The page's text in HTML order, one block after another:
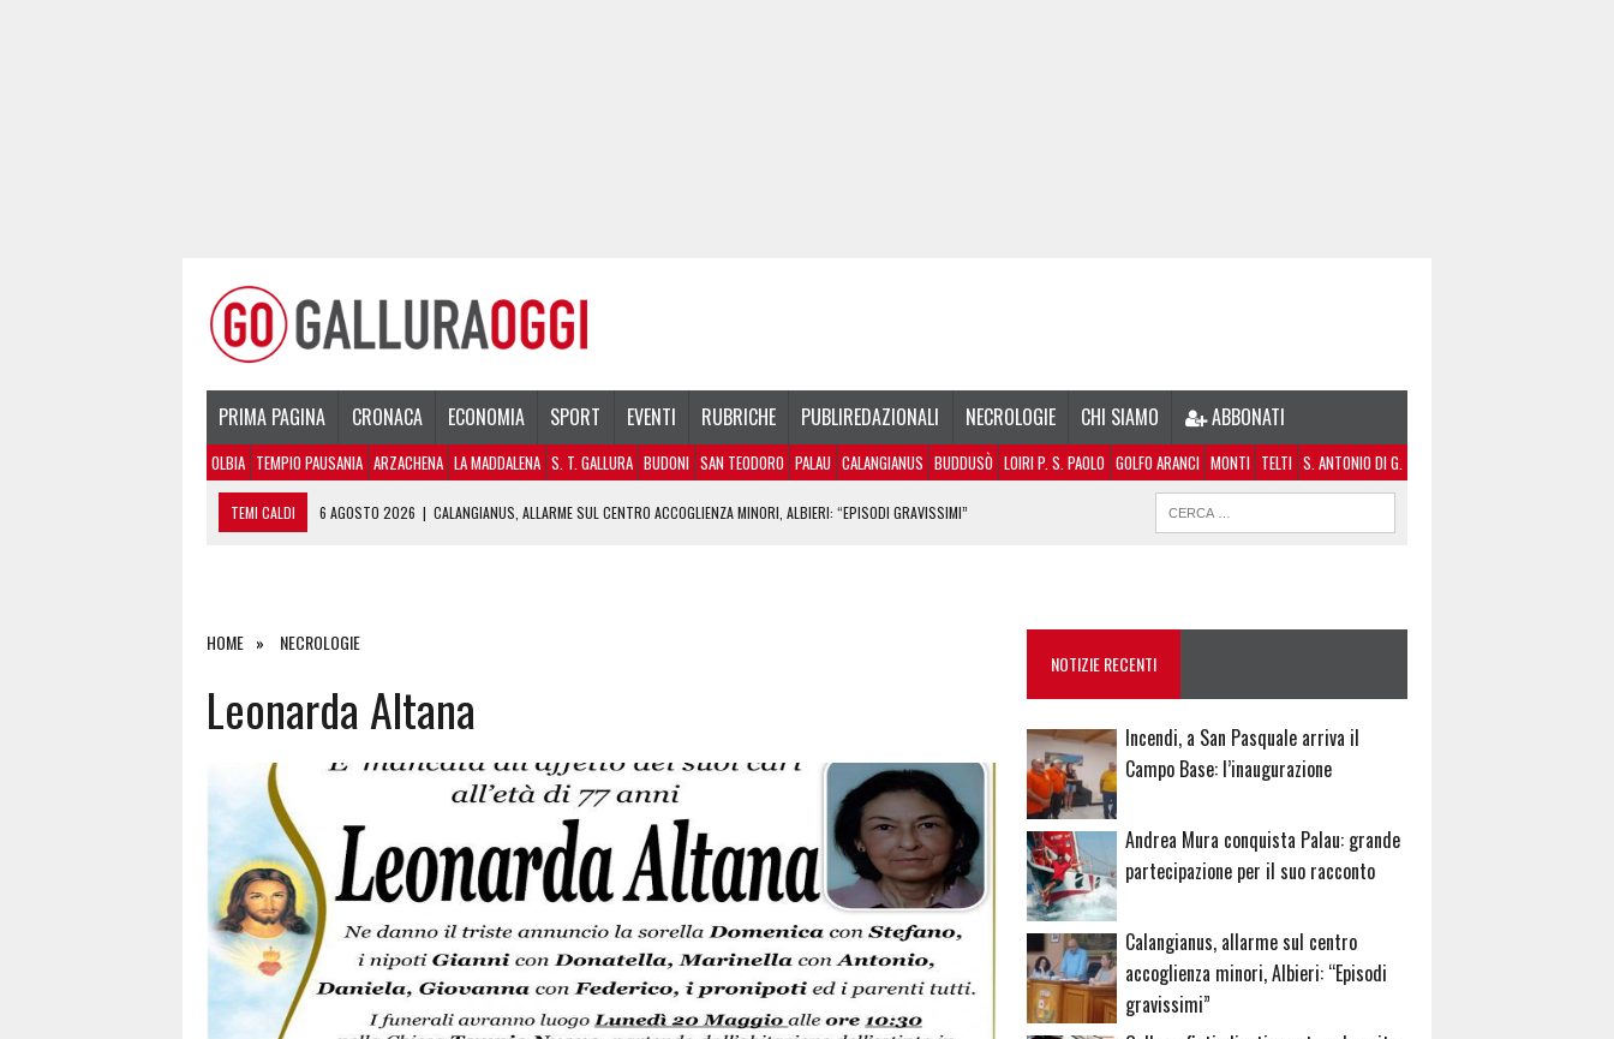
PRIMA PAGINA CRONACA ECONOMIA SPORT EVENTI RUBRICHE PUBLIREDAZIONALI NECROLOGIE CHI SIAMO ABBONATI
OLBIA TEMPIO PAUSANIA ARZACHENA LA MADDALENA S. T. GALLURA BUDONI SAN TEODORO PALAU CALANGIANUS BUDDUSÒ LOIRI P. S. PAOLO GOLFO ARANCI MONTI TELTI S. ANTONIO DI G.
TEMI CALDI 6 AGOSTO 2026 | GALLURA, FINTI CLIENTI SVUOTANO LE SUITE: FURTO DA 50MILA NEL RESORT
6 AGOSTO 2026 | ANDREA MURA CONQUISTA PALAU: GRANDE PARTECIPAZIONE PER IL SUO RACCONTO
HOME NECROLOGIE
Leonarda Altana
NOTIZIE RECENTI
Incendi, a San Pasquale arriva il
Campo Base: l’inaugurazione
Andrea Mura conquista Palau: grande
partecipazione per il suo racconto
Calangianus, allarme sul centro
accoglienza minori, Albieri: “Episodi
gravissimi”